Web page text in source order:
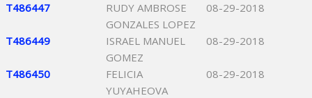
T486447
RUDY AMBROSE
GONZALES LOPEZ
08-29-2018
T486449
ISRAEL MANUEL
GOMEZ
08-29-2018
T486450
FELICIA
YUYAHEOVA
08-29-2018